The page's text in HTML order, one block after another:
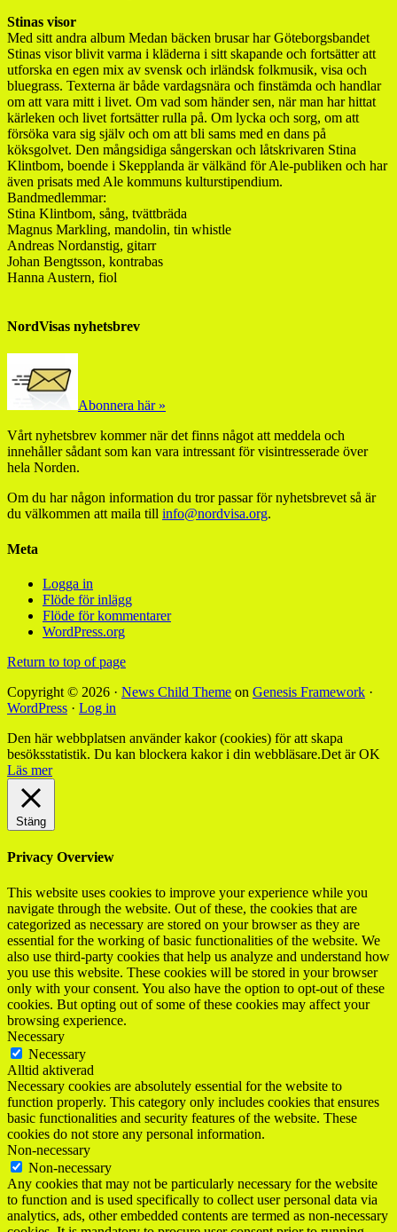
Stinas visor
Med sitt andra album Medan bäcken brusar har Göteborgsbandet
Stinas visor blivit varma i kläderna i sitt skapande och fortsätter att
utforska en egen mix av svensk och irländsk folkmusik, visa och
bluegrass. Texterna är både vardagsnära och finstämda och handlar
om att vara mitt i livet. Om vad som händer sen, när man har hittat
kärleken och livet fortsätter rulla på. Om lycka och sorg, om att
försöka vara sig själv och om att bli sams med en dans på
köksgolvet. Den mångsidiga sångerskan och låtskrivaren Stina
Klintbom, boende i Skepplanda är välkänd för Ale-publiken och har
även prisats med Ale kommuns kulturstipendium.
Bandmedlemmar:
Stina Klintbom, sång, tvättbräda
Magnus Markling, mandolin, tin whistle
Andreas Nordanstig, gitarr
Johan Bengtsson, kontrabas
Hanna Austern, fiol
NordVisas nyhetsbrev
Abonnera här »
Vårt nyhetsbrev kommer när det finns något att meddela och
innehåller sådant som kan vara intressant för visintresserade över
hela Norden.
Om du har någon information du tror passar för nyhetsbrevet så är
du välkommen att maila till info@nordvisa.org.
Meta
Logga in
Flöde för inlägg
Flöde för kommentarer
WordPress.org
Return to top of page
Copyright © 2026 · News Child Theme on Genesis Framework ·
WordPress · Log in
Den här webbplatsen använder kakor (cookies) för att skapa
besöksstatistik. Du kan blockera kakor i din webbläsare.Det är OK
Läs mer
Stäng
Privacy Overview
This website uses cookies to improve your experience while you
navigate through the website. Out of these, the cookies that are
categorized as necessary are stored on your browser as they are
essential for the working of basic functionalities of the website. We
also use third-party cookies that help us analyze and understand how
you use this website. These cookies will be stored in your browser
only with your consent. You also have the option to opt-out of these
cookies. But opting out of some of these cookies may affect your
browsing experience.
Necessary
Necessary
Alltid aktiverad
Necessary cookies are absolutely essential for the website to
function properly. This category only includes cookies that ensures
basic functionalities and security features of the website. These
cookies do not store any personal information.
Non-necessary
Non-necessary
Any cookies that may not be particularly necessary for the website
to function and is used specifically to collect user personal data via
analytics, ads, other embedded contents are termed as non-necessary